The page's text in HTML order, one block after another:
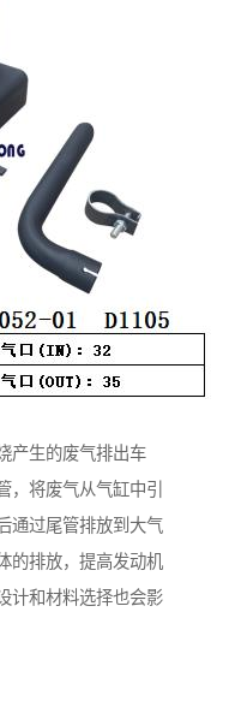
产生的废气排出车
，将废气从气缸中引
通过尾管排放到大气
的排放，提高发动机
计和材料选择也会影